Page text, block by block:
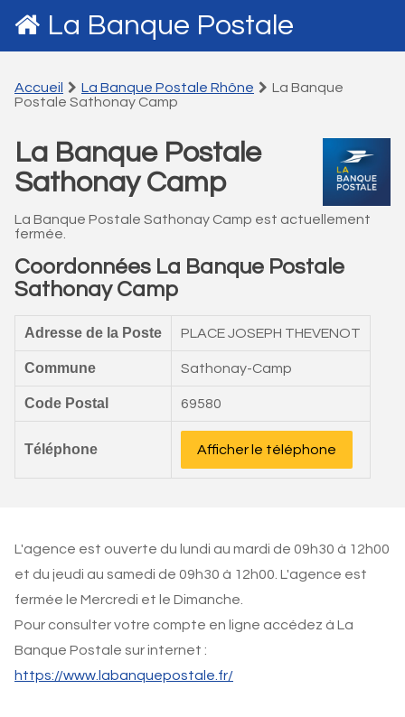
La Banque Postale
Accueil La Banque Postale Rhône
La Banque
Postale Sathonay Camp
La Banque Postale
Sathonay Camp
La Banque Postale Sathonay Camp est actuellement
fermée.
Coordonnées La Banque Postale
Sathonay Camp
Adresse de la Poste PLACE JOSEPH THEVENOT
Commune Sathonay-Camp
Code Postal 69580
Téléphone Afficher le téléphone
L'agence est ouverte du lundi au mardi de 09h30 à 12h00
et du jeudi au samedi de 09h30 à 12h00. L'agence est
fermée le Mercredi et le Dimanche.
Pour consulter votre compte en ligne accédez à La
Banque Postale sur internet :
https://www.labanquepostale.fr/